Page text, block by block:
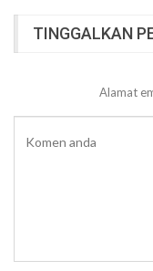
TINGGALKAN
Alamat